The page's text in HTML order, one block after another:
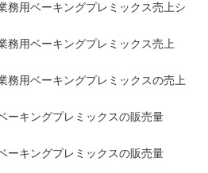
務用ベーキングプレミックス売上シ
務用ベーキングプレミックス売上
務用ベーキングプレミックスの売上
ーキングプレミックスの販売量
ーキングプレミックスの販売量